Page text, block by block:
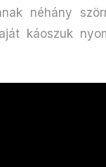
néhány
káoszuk